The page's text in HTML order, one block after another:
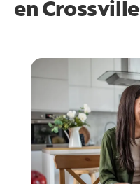
enCrossville